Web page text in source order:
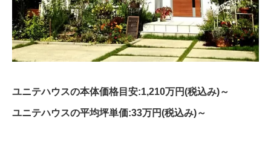
ユニテハウスの本体価格目安:1,210万円(税込み)～
ユニテハウスの平均坪単価:33万円(税込み)～